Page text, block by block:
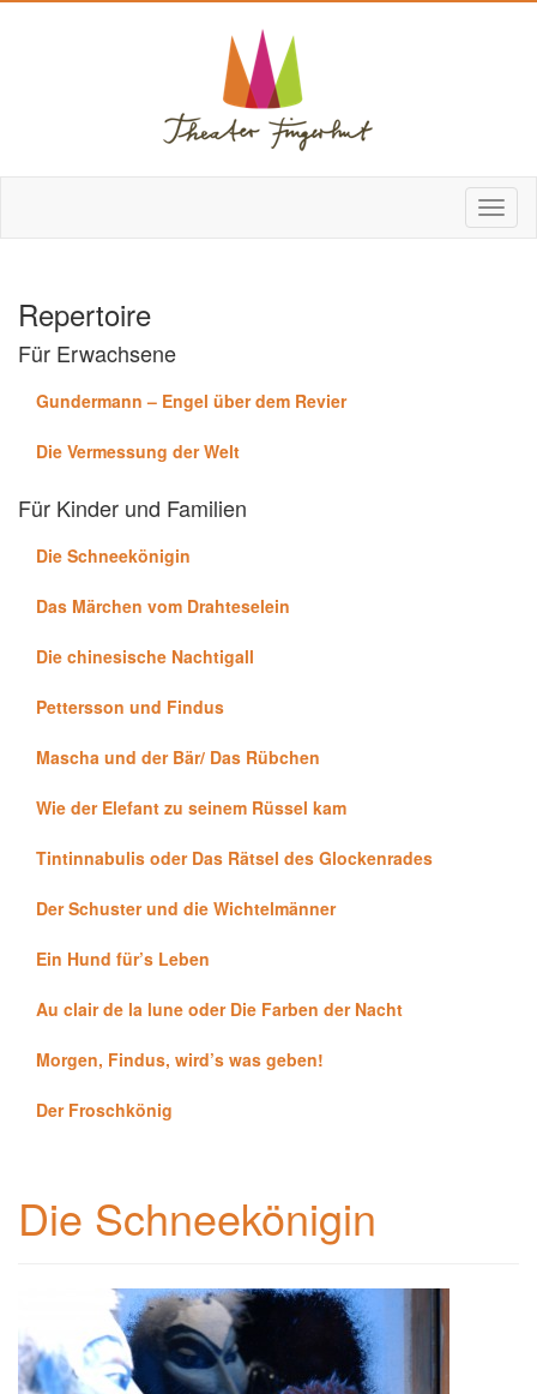
Repertoire
Für Erwachsene
Gundermann – Engel über dem Revier
Die Vermessung der Welt
Für Kinder und Familien
Die Schneekönigin
Das Märchen vom Drahteselein
Die chinesische Nachtigall
Pettersson und Findus
Mascha und der Bär/ Das Rübchen
Wie der Elefant zu seinem Rüssel kam
Tintinnabulis oder Das Rätsel des Glockenrades
Der Schuster und die Wichtelmänner
Ein Hund für’s Leben
Au clair de la lune oder Die Farben der Nacht
Morgen, Findus, wird’s was geben!
Der Froschkönig
Die Schneekönigin